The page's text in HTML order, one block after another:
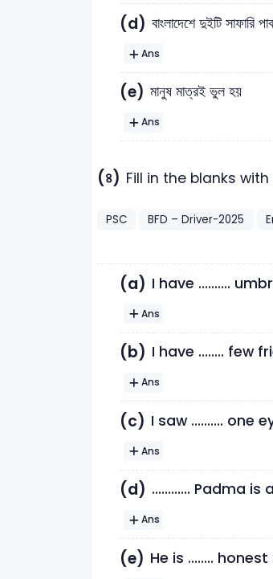
(d) বাংলাদেশে দুইটি সাফারি
Ans
(e) মানুষ মাত্রই ভুল হয়
Ans
(৪) Fill in the blanks
PSC BFD – Driver-2025
(a) I have ..........
Ans
(b) I have ........ few
Ans
(c) I saw .......... one
Ans
(d) ............ Padma is
Ans
(e) He is ........